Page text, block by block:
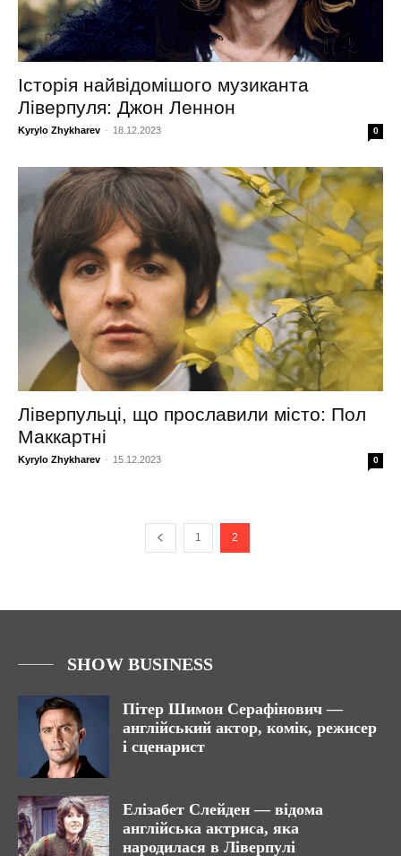
Історія найвідомішого музиканта
Ліверпуля: Джон Леннон
Kyrylo Zhykharev - 18.12.2023 0
Ліверпульці, що прославили місто: Пол
Маккартні
Kyrylo Zhykharev - 15.12.2023 0
1 2
SHOW BUSINESS
Пітер Шимон Серафінович —
англійський актор, комік, режисер
і сценарист
Елізабет Слейден — відома
англійська актриса, яка
народилася в Ліверпулі